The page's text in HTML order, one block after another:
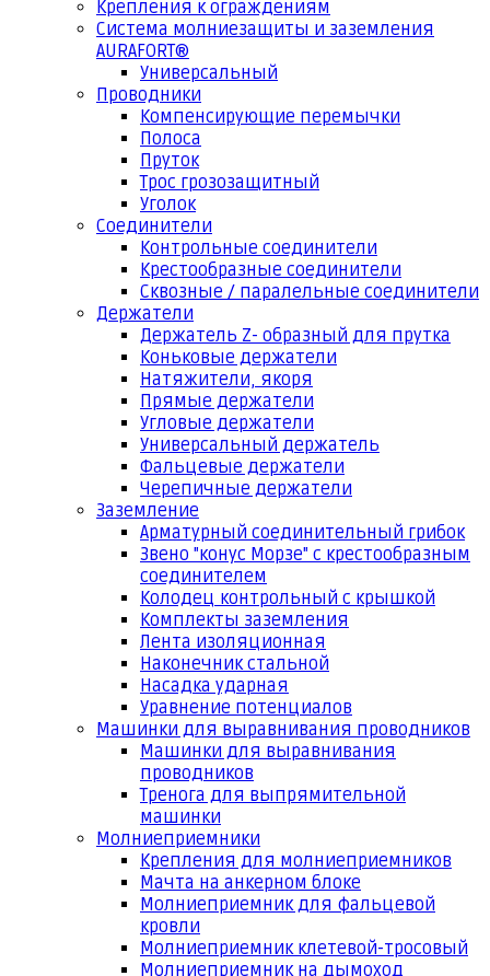
Крепления к ограждениям
Система молниезащиты и заземления
AURAFORT®
Универсальный
Проводники
Компенсирующие перемычки
Полоса
Пруток
Трос грозозащитный
Уголок
Соединители
Контрольные соединители
Крестообразные соединители
Сквозные / паралельные соединители
Держатели
Держатель Z- образный для прутка
Коньковые держатели
Натяжители, якоря
Прямые держатели
Угловые держатели
Универсальный держатель
Фальцевые держатели
Черепичные держатели
Заземление
Арматурный соединительный грибок
Звено "конус Морзе" с крестообразным
соединителем
Колодец контрольный с крышкой
Комплекты заземления
Лента изоляционная
Наконечник стальной
Насадка ударная
Уравнение потенциалов
Машинки для выравнивания проводников
Машинки для выравнивания
проводников
Тренога для выпрямительной
машинки
Молниеприемники
Крепления для молниеприемников
Мачта на анкерном блоке
Молниеприемник для фальцевой
кровли
Молниеприемник клетевой-тросовый
Молниеприемник на дымоход